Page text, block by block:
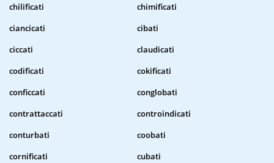
chilificati
chimificati
ciancicati
cibati
ciccati
claudicati
codificati
cokificati
conficcati
conglobati
contrattaccati
controindicati
conturbati
coobati
cornificati
cubati